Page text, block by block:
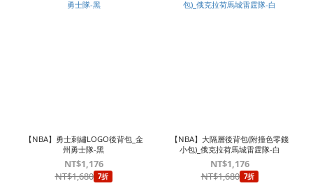
【NBA】勇士刺繡LOGO後背包_金
州勇士隊-黑
NT$1,176
NT$1,680 7折
【NBA】大隔層後背包(附撞色零錢
小包)_俄克拉荷馬城雷霆隊-白
NT$1,176
NT$1,680 7折